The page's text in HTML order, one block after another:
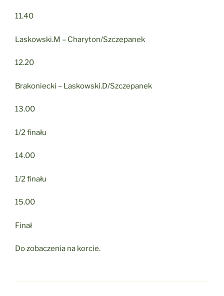
11.40
Laskowski.M – Charyton/Szczepanek
12.20
Brakoniecki – Laskowski.D/Szczepanek
13.00
1/2 finału
14.00
1/2 finału
15.00
Finał
Do zobaczenia na korcie.